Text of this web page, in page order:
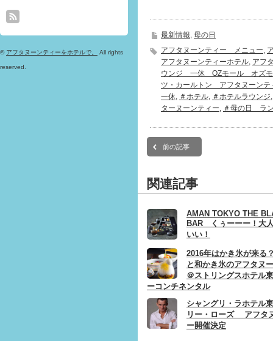
© アフタヌーンティーをホテルで。 All rights
reserved.
最新情報, 母の日
アフタヌーンティー メニュー,
アフタヌーンティーホテル, アフ
ウンジ 一休 OZモール オズモ
ツ・カールトン アフタヌー
一休, ＃ホテル, ＃ホテルラウンジ
ターヌーンティー, ＃母の日 ラ
前の記事
関連記事
AMAN TOKYO THE
BAR くぅーーー！大
いい！
2016年はかき氷が来
と和かき氷のアフタヌ
＠ストリングスホテル
ーコンチネンタル
シャングリ・ラホテル
リー・ローズ アフタ
ー開催決定